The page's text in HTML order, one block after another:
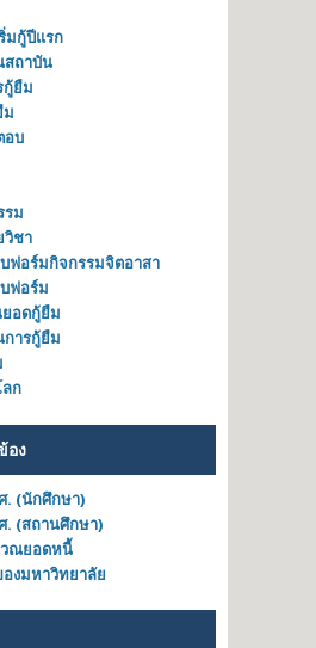
มกู้ปีแรก
สถาบัน
ยืม
ม
อบ
รม
วิชา
ฟอร์มกิจกรรมจิตอาสา
ฟอร์ม
อดกู้ยืม
ารกู้ยืม
ลก
อง
. (นักศึกษา)
. (สถานศึกษา)
ณยอดหนี้
งมหาวิทยาลัย